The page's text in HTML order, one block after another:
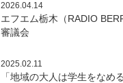
2026.04.14
エフエム栃木（RADIO
審議会
2025.02.11
「地域の大人は学生をなめ